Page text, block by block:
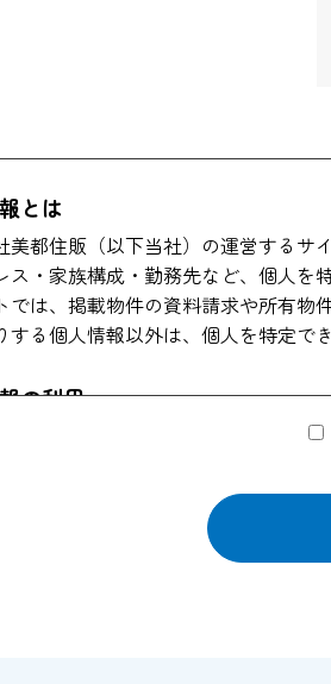
とは
美都住販（以下当社）の運営するサ
ス・家族構成・勤務先など、個人を
では、掲載物件の資料請求や所有物
する個人情報以外は、個人を特定で
の利用
客様からのお申し出により物件資
情報や会員情報誌、キャンペーンの
な情報提供を希望されないお客様は
キュリティに関して収集した個人